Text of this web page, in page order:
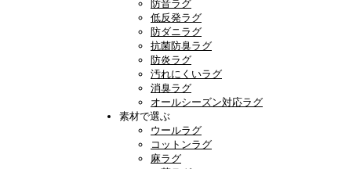
防音ラグ
低反発ラグ
防ダニラグ
抗菌防臭ラグ
防炎ラグ
汚れにくいラグ
消臭ラグ
オールシーズン対応ラグ
素材で選ぶ
ウールラグ
コットンラグ
麻ラグ